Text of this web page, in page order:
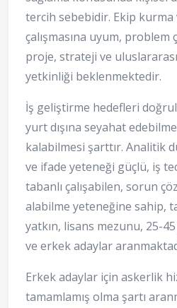
tercih sebebidir. Ekip kurma
çalışmasına uyum,
proje, strateji ve
yetkinliği beklenmektedir.
İş geliştirme hedefleri
yurt dışına seyahat
kalabilmesi şarttır. Analitik
ve ifade yeteneği güçlü, iş
tabanlı çalışabilen, sorun
alabilme yeteneğine sahip,
yatkın, lisans mezunu, 25-45
ve erkek adaylar
Erkek adaylar için askerlik
tamamlamış olma şartı